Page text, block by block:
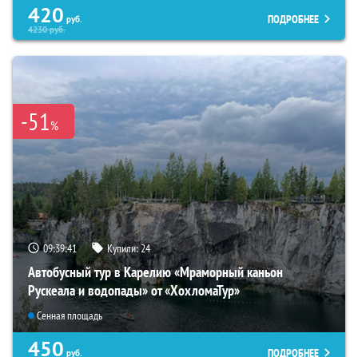
420 руб.
4230руб.
ПОДРОБНЕЕ
-51%
09:39:40 Купили:24
Автобусный тур в Карелию «Мраморный каньон
Рускеала и водопады» от «ХохломаТур»
Сенная площадь
450 руб. ПОДРОБНЕЕ